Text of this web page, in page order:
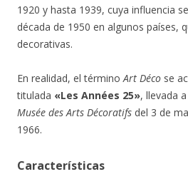
1920 y hasta 1939, cuya influencia
década de 1950 en algunos países,
decorativas.
En realidad, el términoArt Déco se
titulada «Les Années 25», llevada
Musée des Arts Décoratifs del 3 de
1966.
Características